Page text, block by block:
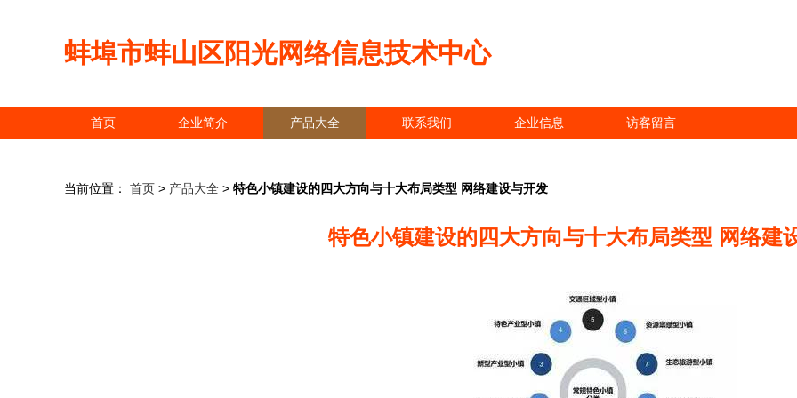
蚌埠市蚌山区阳光网络信息技术中心
首页 企业简介 产品大全 联系我们 企业信息 访客留言
当前位置： 首页 > 产品大全 > 特色小镇建设的四大方向与十大布局类型 网络建设与开发
特色小镇建设的四大方向与十大布局类型 网络建